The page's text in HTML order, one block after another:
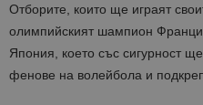
Отборите, които ще играят
олимпийският шампион
Япония, което със сигурност
фенове на волейбола и